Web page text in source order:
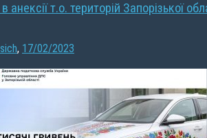
анексії т.о. територій Запорізької
, 17/02/2023